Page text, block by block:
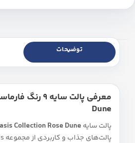
توضیحات
Dune
پالت سایهCollection Rose Dune